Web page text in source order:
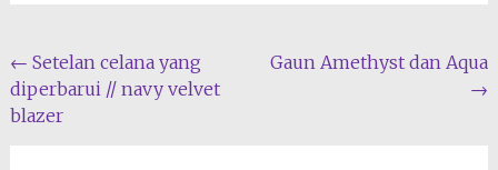
Post
navigation
← Setelan celana yang
diperbarui // navy velvet
blazer
Gaun Amethyst dan Aqua
→